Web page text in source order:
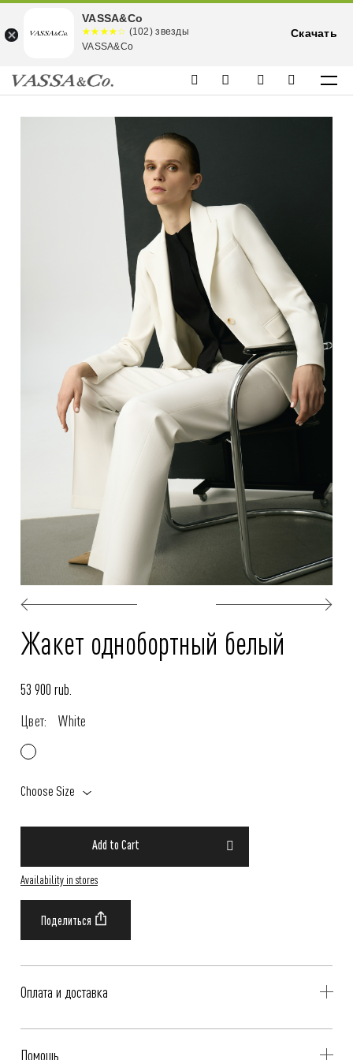
Жакет однобортный белый
53 900 rub.
Цвет:
White
Choose Size
Add to Cart
Availability in stores
Оплата и доставка
Помощь
VASSA&Co
☆☆☆☆☆
★★★★
★
(102) звезды
VASSA&Co
Скачать